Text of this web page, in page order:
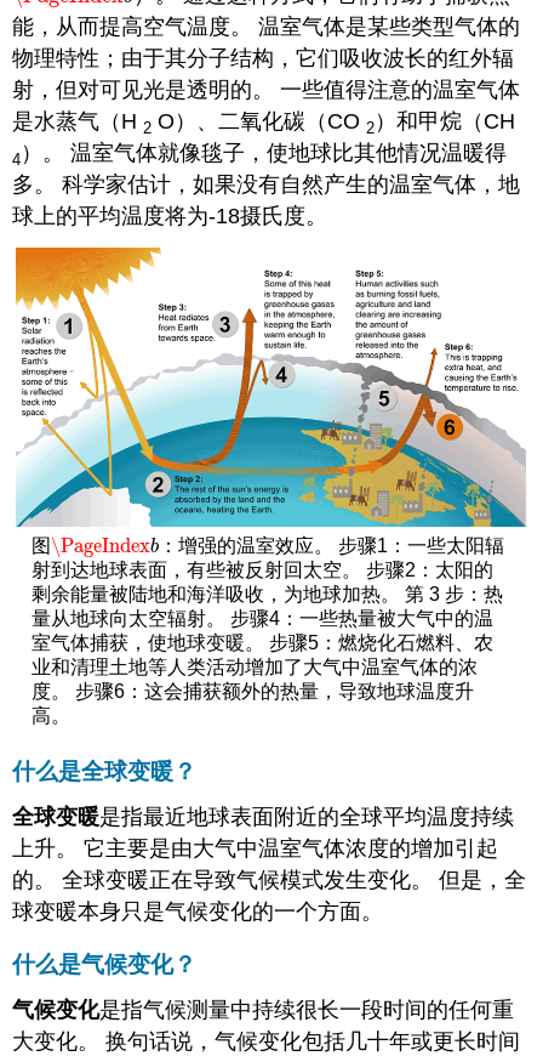
能，从而提高空气温度。 温室气体是某些类型气体的
物理特性；由于其分子结构，它们吸收波长的红外辐
射，但对可见光是透明的。 一些值得注意的温室气体
是水蒸气（H 2 O）、二氧化碳（CO 2 ）和甲烷（CH
4 ）。 温室气体就像毯子，使地球比其他情况温暖得
多。 科学家估计，如果没有自然产生的温室气体，地
球上的平均温度将为-18摄氏度。
图\PageIndexb
\PageIndexb ：增强的温室效应。 步骤1：一些太阳辐
射到达地球表面，有些被反射回太空。 步骤2：太阳的
剩余能量被陆地和海洋吸收，为地球加热。 第 3 步：热
量从地球向太空辐射。 步骤4：一些热量被大气中的温
室气体捕获，使地球变暖。 步骤5：燃烧化石燃料、农
业和清理土地等人类活动增加了大气中温室气体的浓
度。 步骤6：这会捕获额外的热量，导致地球温度升
高。
什么是全球变暖？
全球变暖是指最近地球表面附近的全球平均温度持续
上升。 它主要是由大气中温室气体浓度的增加引起
的。 全球变暖正在导致气候模式发生变化。 但是，全
球变暖本身只是气候变化的一个方面。
什么是气候变化？
气候变化是指气候测量中持续很长一段时间的任何重
大变化。 换句话说，气候变化包括几十年或更长时间